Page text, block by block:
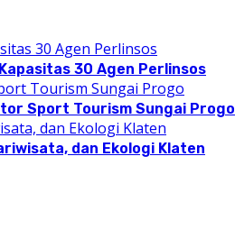
30 Agen Perlinsos
Sport Tourism Sungai Progo
dan Ekologi Klaten